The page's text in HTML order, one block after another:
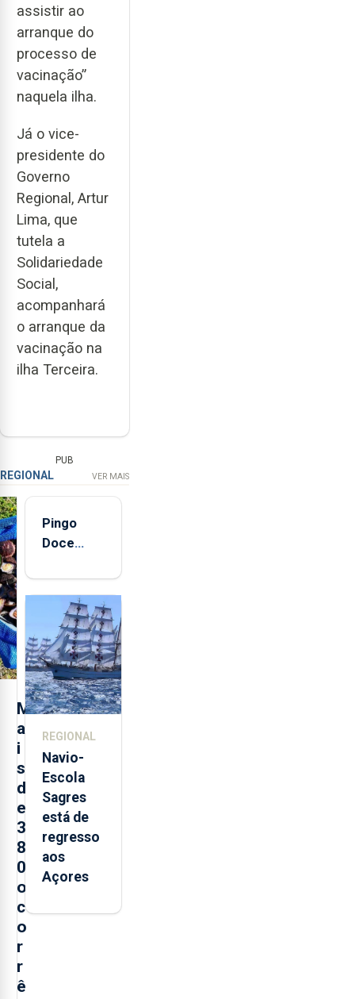
assistir ao
arranque do
processo de
vacinação”
naquela ilha.
Já o vice-
presidente do
Governo
Regional, Artur
Lima, que
tutela a
Solidariedade
Social,
acompanhará
o arranque da
vacinação na
ilha Terceira.
PUB
REGIONAL VER MAIS
M
a
i
s
d
e
3
8
0
o
c
o
r
r
ê
Pingo
Doce
quinta-
feira nova
loja em
São
Sebastião
e cria 30
postos de
REGIONAL
Navio-
Escola
Sagres
está de
regresso
aos
Açores